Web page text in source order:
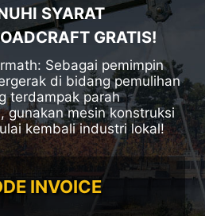
SYARAT
GRATIS!
Sebagai pemimpin
di bidang pemulihan
terdampak parah
gunakan mesin konstruksi
kembali industri lokal!
INVOICE